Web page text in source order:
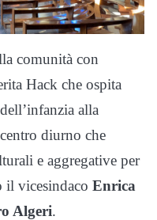
comunità con
Hack che ospita
alla
diurno che
e aggregative per
il vicesindaco Enrica
Algeri.